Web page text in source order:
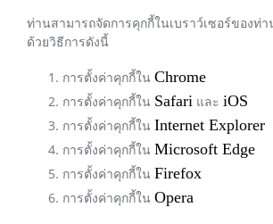
ท่านสามารถจัดการคุกกี้ในเบราว์เซอร์ของท่
ด้วยวิธีการดังนี้
การตั้งค่าคุกกี้ใน Chrome
การตั้งค่าคุกกี้ใน Safari และ iOS
การตั้งค่าคุกกี้ใน Internet Explorer
การตั้งค่าคุกกี้ใน Microsoft Edge
การตั้งค่าคุกกี้ใน Firefox
การตั้งค่าคุกกี้ใน Opera